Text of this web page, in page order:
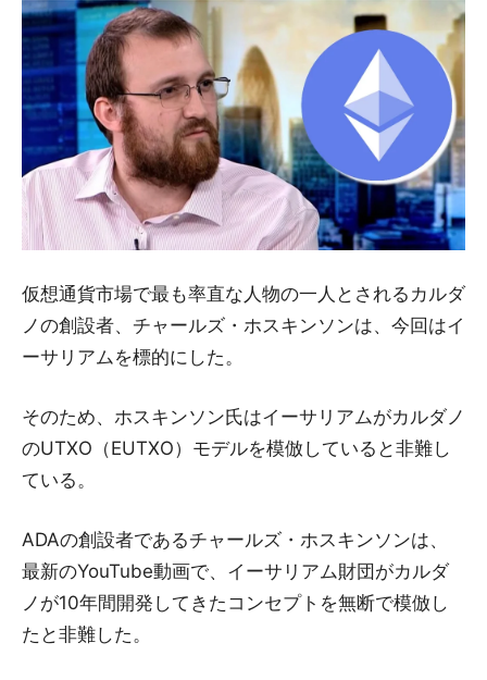
仮想通貨市場で最も率直な人物の一人とされるカルダ
ノの創設者、チャールズ・ホスキンソンは、今回はイ
ーサリアムを標的にした。
そのため、ホスキンソン氏はイーサリアムがカルダノ
のUTXO（EUTXO）モデルを模倣していると非難し
ている。
ADAの創設者であるチャールズ・ホスキンソンは、
最新のYouTube動画で、イーサリアム財団がカルダ
ノが10年間開発してきたコンセプトを無断で模倣し
たと非難した。